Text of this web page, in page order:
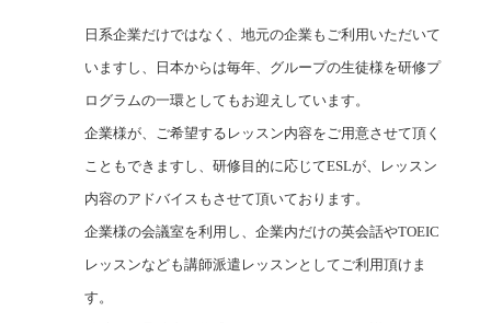
日系企業だけではなく、地元の企業もご利用いただいて
いますし、日本からは毎年、グループの生徒様を研修プ
ログラムの一環としてもお迎えしています。
企業様が、ご希望するレッスン内容をご用意させて頂く
こともできますし、研修目的に応じてESLが、レッスン
内容のアドバイスもさせて頂いております。
企業様の会議室を利用し、企業内だけの英会話やTOEIC
レッスンなども講師派遣レッスンとしてご利用頂けま
す。